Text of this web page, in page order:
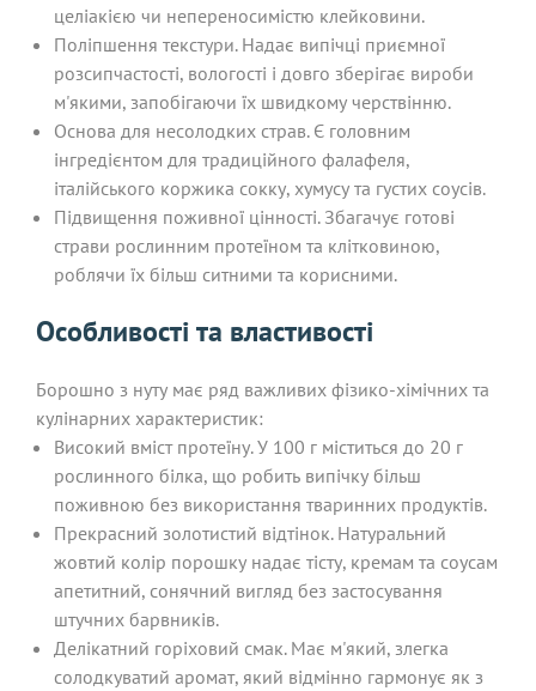
целіакією чи непереносимістю клейковини.
Поліпшення текстури. Надає випічці приємної
розсипчастості, вологості і довго зберігає вироби
м'якими, запобігаючи їх швидкому черствінню.
Основа для несолодких страв. Є головним
інгредієнтом для традиційного фалафеля,
італійського коржика сокку, хумусу та густих соусів.
Підвищення поживної цінності. Збагачує готові
страви рослинним протеїном та клітковиною,
роблячи їх більш ситними та корисними.
Особливості та властивості
Борошно з нуту має ряд важливих фізико-хімічних та
кулінарних характеристик:
Високий вміст протеїну. У 100 г міститься до 20 г
рослинного білка, що робить випічку більш
поживною без використання тваринних продуктів.
Прекрасний золотистий відтінок. Натуральний
жовтий колір порошку надає тісту, кремам та соусам
апетитний, сонячний вигляд без застосування
штучних барвників.
Делікатний горіховий смак. Має м'який, злегка
солодкуватий аромат, який відмінно гармонує як з